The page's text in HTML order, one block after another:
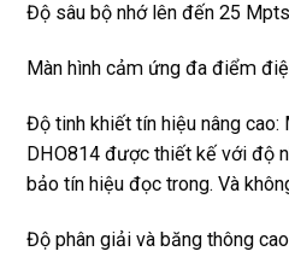
Độ sâu bộ nhớ lên đến 25 Mpts
Màn hình cảm ứng đa điểm
Độ tinh khiết tín hiệu nâng cao:
DHO814 được thiết kế với độ
bảo tín hiệu đọc trong. Và
Độ phân giải và băng thông